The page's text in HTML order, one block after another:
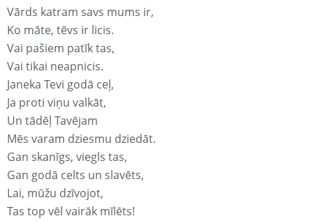
Vārds katram savs mums ir,
Ko māte, tēvs ir licis.
Vai pašiem patīk tas,
Vai tikai neapnicis.
Janeka Tevi godā ceļ,
Ja proti viņu valkāt,
Un tādēļ Tavējam
Mēs varam dziesmu dziedāt.
Gan skanīgs, viegls tas,
Gan godā celts un slavēts,
Lai, mūžu dzīvojot,
Tas top vēl vairāk mīlēts!